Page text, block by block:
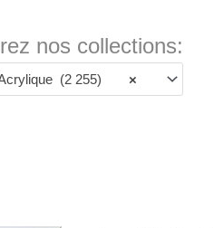
nos collections:
×
(2 255)